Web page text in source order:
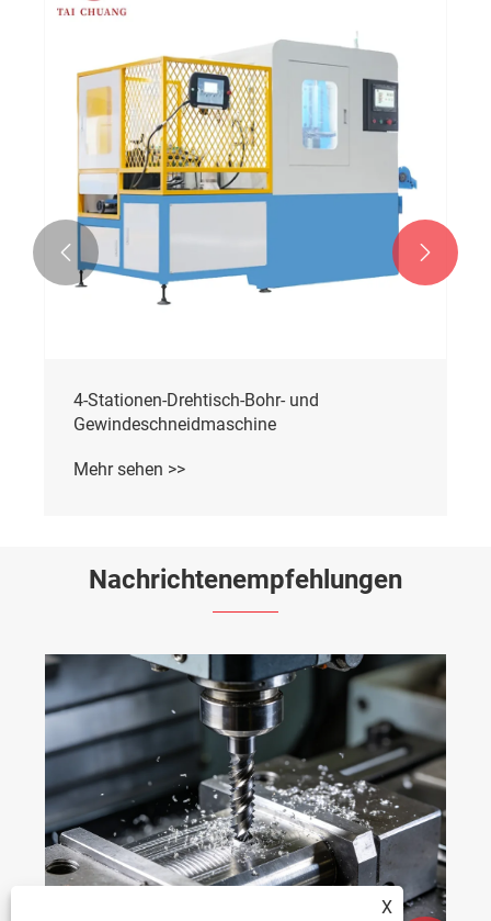
4-Stationen-Drehtisch-Bohr- und
Gewindeschneidmaschine
Mehr sehen >>
 
Nachrichtenempfehlungen
X